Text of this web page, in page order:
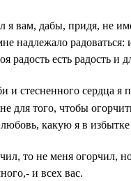
я вам, дабы, придя, не
надлежало радоваться:
радость есть радость и
и стесненного сердца я
для того, чтобы
какую я в
то не меня огорчил,
и всех вас.